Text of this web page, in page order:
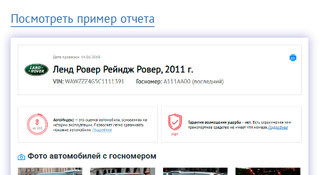
Посмотреть пример отчета